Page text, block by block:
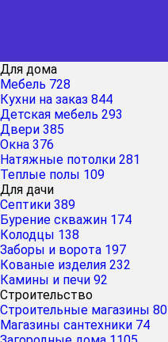
Для дома
Мебель 728
Кухни на заказ 844
Детская мебель 293
Двери 385
Окна 376
Натяжные потолки 281
Теплые полы 109
Для дачи
Септики 389
Бурение скважин 174
Колодцы 138
Заборы и ворота 197
Кованые изделия 232
Камины и печи 92
Строительство
Строительные магазины 80
Магазины сантехники 74